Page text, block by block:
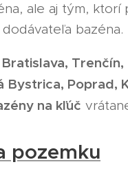
ale aj tým,
bazéna.
Bratislava,
Bystrica, Poprad,
na kľúč
pozemku